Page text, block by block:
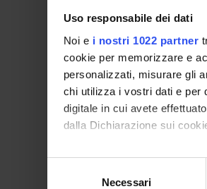
Uso responsabile dei dati
Noi e i nostri 1022 partner
cookie per memorizzare e
personalizzati, misurare gli
chi utilizza i vostri dati e per
digitale in cui avete
dalla Dichiarazione sui
Con il tuo consenso,
raccogliere
Necessari
Learning
This course
the professional
with nurses profile
Bibliography
AUTHOR